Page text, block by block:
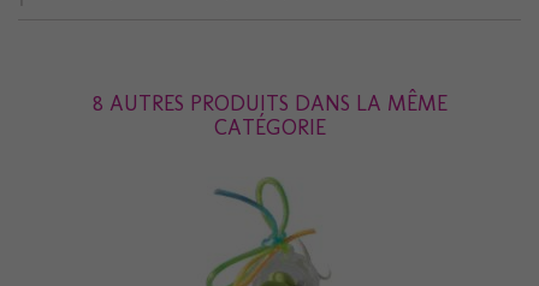
8 AUTRES PRODUITS DANS LA MÊME
CATÉGORIE